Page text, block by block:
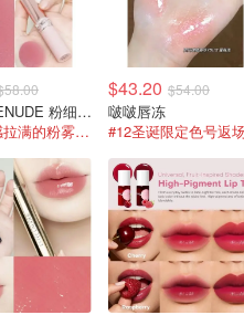
YSL LOVENUDE 粉细管口红
#06清冷感拉满的粉雾色！
$43.20 $54.00
啵啵唇冻